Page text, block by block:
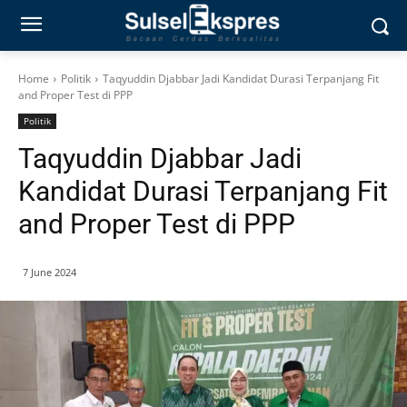
Home Politik
Taqyuddin Djabbar Jadi Kandidat Durasi Terpanjang Fit
and Proper Test di PPP
Politik
Taqyuddin Djabbar Jadi
Kandidat Durasi Terpanjang Fit
and Proper Test di PPP
7 June 2024